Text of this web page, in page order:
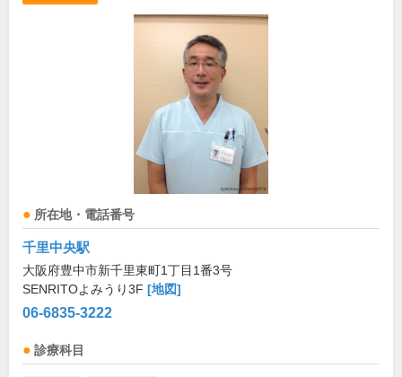
所在地・電話番号
千里中央駅
大阪府豊中市新千里東町1丁目1番3号
SENRITOよみうり3F [地図]
06-6835-3222
診療科目